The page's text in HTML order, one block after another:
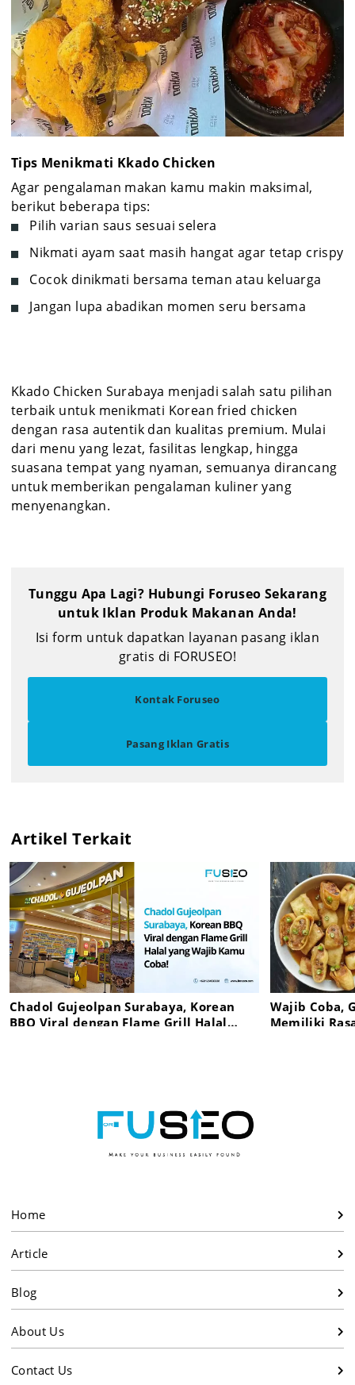
Tips Menikmati Kkado Chicken
Agar pengalaman makan kamu makin maksimal,
berikut beberapa tips:
Pilih varian saus sesuai selera
Nikmati ayam saat masih hangat agar tetap crispy
Cocok dinikmati bersama teman atau keluarga
Jangan lupa abadikan momen seru bersama
Kkado Chicken Surabaya menjadi salah satu pilihan
terbaik untuk menikmati Korean fried chicken
dengan rasa autentik dan kualitas premium. Mulai
dari menu yang lezat, fasilitas lengkap, hingga
suasana tempat yang nyaman, semuanya dirancang
untuk memberikan pengalaman kuliner yang
menyenangkan.
Tunggu Apa Lagi? Hubungi Foruseo Sekarang
untuk Iklan Produk Makanan Anda!
Isi form untuk dapatkan layanan pasang iklan
gratis di FORUSEO!
Kontak Foruseo
Pasang Iklan Gratis
Artikel Terkait
Chadol Gujeolpan Surabaya, Korean
BBQ Viral dengan Flame Grill Halal
Wajib Coba,
Memiliki
Home
Article
Blog
About Us
Contact Us